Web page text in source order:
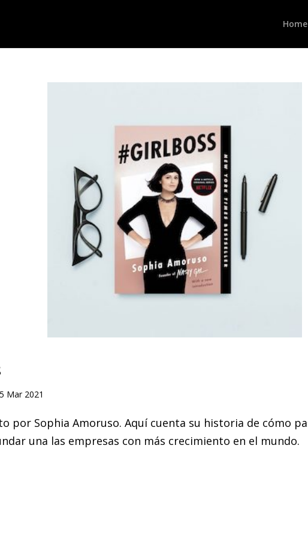
Home
Mar 2021
por Sophia Amoruso. Aquí cuenta su historia de cómo
una las empresas con más crecimiento en el mundo.